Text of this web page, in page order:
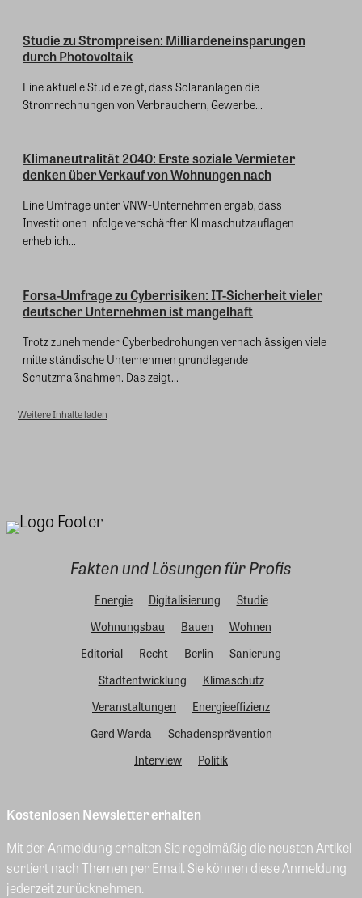
Studie zu Strompreisen: Milliardeneinsparungen
durch Photovoltaik
Eine aktuelle Studie zeigt, dass Solaranlagen die
Stromrechnungen von Verbrauchern, Gewerbe...
Klimaneutralität 2040: Erste soziale Vermieter
denken über Verkauf von Wohnungen nach
Eine Umfrage unter VNW-Unternehmen ergab, dass
Investitionen infolge verschärfter Klimaschutzauflagen
erheblich...
Forsa-Umfrage zu Cyberrisiken: IT-Sicherheit vieler
deutscher Unternehmen ist mangelhaft
Trotz zunehmender Cyberbedrohungen vernachlässigen viele
mittelständische Unternehmen grundlegende
Schutzmaßnahmen. Das zeigt...
Weitere Inhalte laden
Fakten und Lösungen für Profis
Energie Digitalisierung
Studie
Wohnungsbau
Bauen
Wohnen
Editorial
Recht Berlin
Sanierung
Stadtentwicklung
Klimaschutz
Veranstaltungen
Energieeffizienz
Gerd Warda
Schadensprävention
Interview
Politik
Kostenlosen Newsletter erhalten
Mit der Anmeldung erhalten Sie regelmäßig die neusten Artikel
sortiert nach Themen per Email. Sie können diese Anmeldung
jederzeit zurücknehmen.